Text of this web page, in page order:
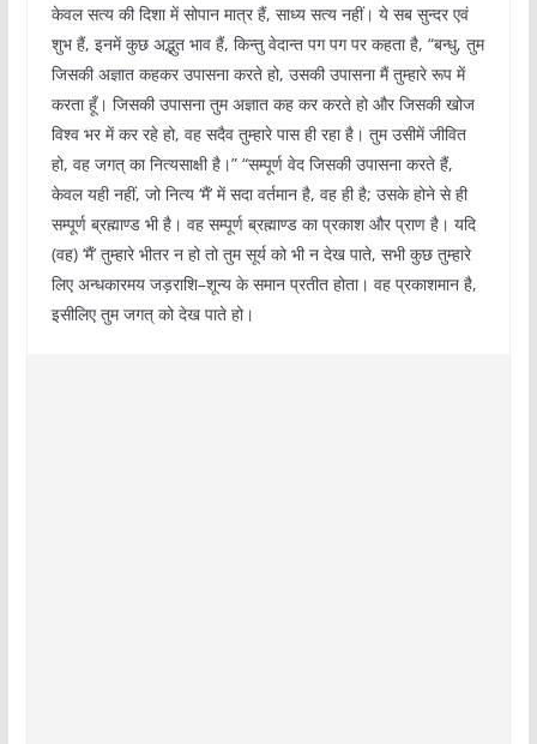
केवल सत्य की दिशा में सोपान मात्र हैं, साध्य सत्य नहीं। ये सब सुन्दर एवं
शुभ हैं, इनमें कुछ अद्भुत भाव हैं, किन्तु वेदान्त पग पग पर कहता है, “बन्धु, तुम
जिसकी अज्ञात कहकर उपासना करते हो, उसकी उपासना मैं तुम्हारे रूप में
करता हूँ। जिसकी उपासना तुम अज्ञात कह कर करते हो और जिसकी खोज
विश्व भर में कर रहे हो, वह सदैव तुम्हारे पास ही रहा है। तुम उसीमें जीवित
हो, वह जगत् का नित्यसाक्षी है।” “सम्पूर्ण वेद जिसकी उपासना करते हैं,
केवल यही नहीं, जो नित्य ‘मैं’ में सदा वर्तमान है, वह ही है; उसके होने से ही
सम्पूर्ण ब्रह्माण्ड भी है। वह सम्पूर्ण ब्रह्माण्ड का प्रकाश और प्राण है। यदि
(वह) ‘मैं’ तुम्हारे भीतर न हो तो तुम सूर्य को भी न देख पाते, सभी कुछ तुम्हारे
लिए अन्धकारमय जड़राशि–शून्य के समान प्रतीत होता। वह प्रकाशमान है,
इसीलिए तुम जगत् को देख पाते हो।